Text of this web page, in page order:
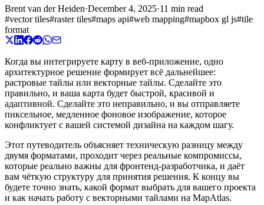
Brent van der Heiden·December 4, 2025·11 min read
#vector tiles#raster tiles#maps api#web mapping#mapbox gl js#tile
format
Когда вы интегрируете карту в веб-приложение, одно
архитектурное решение формирует всё дальнейшее:
растровые тайлы или векторные тайлы. Сделайте это
правильно, и ваша карта будет быстрой, красивой и
адаптивной. Сделайте это неправильно, и вы отправляете
пиксельное, медленное фоновое изображение, которое
конфликтует с вашей системой дизайна на каждом шагу.
Этот путеводитель объясняет техническую разницу между
двумя форматами, проходит через реальные компромиссы,
которые реально важны для фронтенд-разработчика, и даёт
вам чёткую структуру для принятия решения. К концу вы
будете точно знать, какой формат выбрать для вашего проекта
и как начать работу с векторными тайлами на MapAtlas.